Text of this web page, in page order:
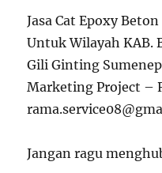
Jasa Cat Epoxy
Untuk Wilayah KAB.
Gili Ginting
Marketing Project –
Jangan ragu